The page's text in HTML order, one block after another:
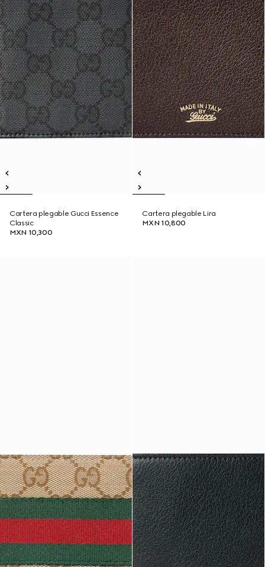
Cartera plegable Gucci Essence
Classic
MXN 10,300
Cartera plegable Lira
MXN 10,800